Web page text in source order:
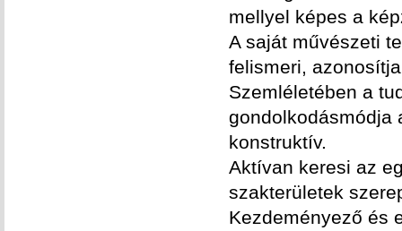
mellyel képes a
A saját művészeti
felismeri,
Szemléletében a
gondolkodásmódja
konstruktív.
Aktívan keresi az
szakterületek
Kezdeményező és